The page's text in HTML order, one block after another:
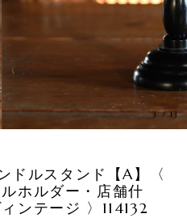
3/13
ルスタンド【A】〈
ホルダー・店舗什
ンテージ 〉114132